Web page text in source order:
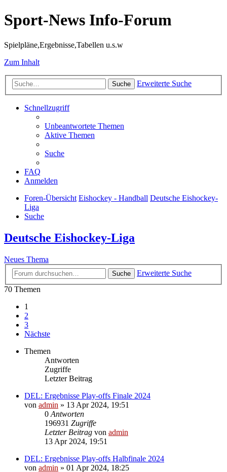
Sport-News Info-Forum
Spielpläne,Ergebnisse,Tabellen u.s.w
Zum Inhalt
Suche Erweiterte Suche
Schnellzugriff
Unbeantwortete Themen
Aktive Themen
Suche
FAQ
Anmelden
Foren-Übersicht Eishockey - Handball Deutsche Eishockey-
Liga
Suche
Deutsche Eishockey-Liga
Neues Thema
Suche
Erweiterte Suche
70 Themen
1
2
3
Nächste
Themen
Antworten
Zugriffe
Letzter Beitrag
DEL: Ergebnisse Play-offs Finale 2024
von admin » 13 Apr 2024, 19:51
0 Antworten
196931 Zugriffe
Letzter Beitrag von admin
13 Apr 2024, 19:51
DEL: Ergebnisse Play-offs Halbfinale 2024
von admin » 01 Apr 2024, 18:25